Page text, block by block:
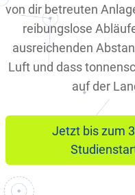
von dir betreuten
reibungslose
ausreichenden
Luft und dass
auf der
Jetzt bis zum